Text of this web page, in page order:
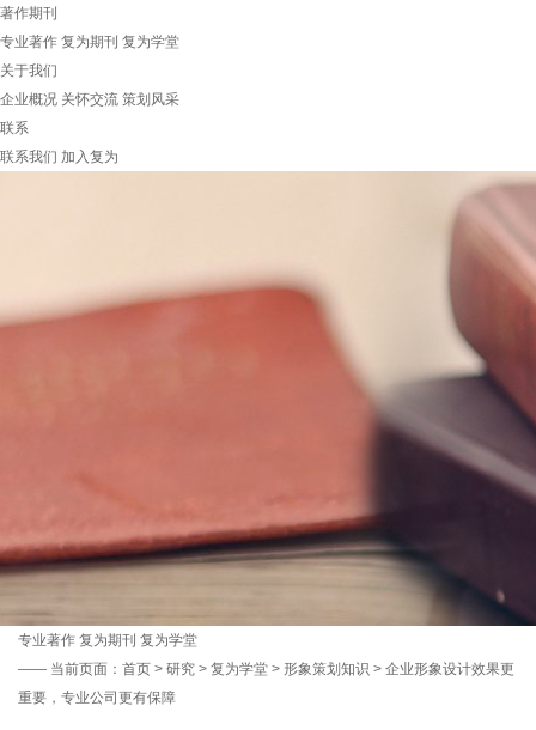
著作期刊
专业著作 复为期刊 复为学堂
关于我们
企业概况 关怀交流 策划风采
联系
联系我们 加入复为
专业著作 复为期刊 复为学堂
—— 当前页面： 首页 > 研究 > 复为学堂 > 形象策划知识 > 企业形象设计效果更
重要，专业公司更有保障